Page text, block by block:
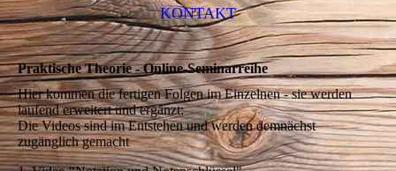
KONTAKT
Praktische Theorie - Online-Seminarreihe
Hier kommen die fertigen Folgen im Einzelnen - sie werden
laufend erweitert und ergänzt:
Die Videos sind im Entstehen und werden demnächst
zugänglich gemacht